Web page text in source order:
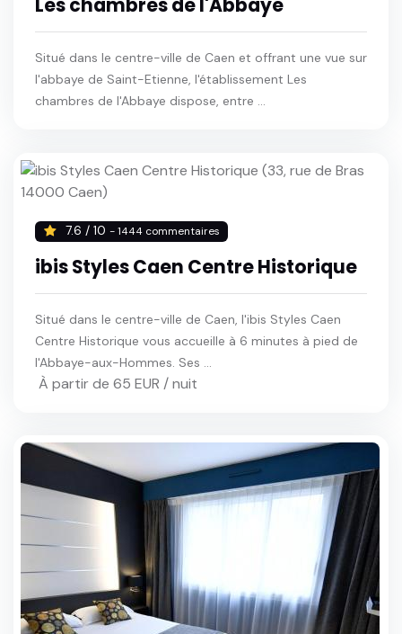
Les chambres de l'Abbaye
Situé dans le centre-ville de Caen et offrant une vue sur
l'abbaye de Saint-Etienne, l'établissement Les
chambres de l'Abbaye dispose, entre ...
7.6 / 10 - 1444 commentaires
ibis Styles Caen Centre Historique
Situé dans le centre-ville de Caen, l'ibis Styles Caen
Centre Historique vous accueille à 6 minutes à pied de
l'Abbaye-aux-Hommes. Ses ...
À partir de 65 EUR / nuit